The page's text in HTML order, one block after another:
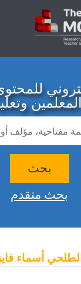
بحث
بحث متقدم
أسماء